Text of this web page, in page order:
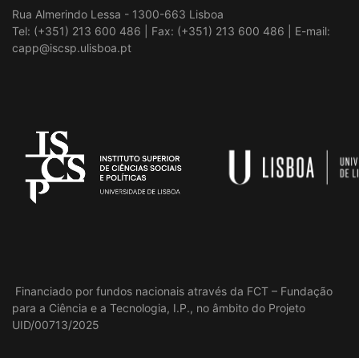
Rua Almerindo Lessa - 1300-663 Lisboa
Tel: (+351) 213 600 486 | Fax: (+351) 213 600 486 | E-mail:
capp@iscsp.ulisboa.pt
Financiado por fundos nacionais através da FCT – Fundação
para a Ciência e a Tecnologia, I.P., no âmbito do Projeto
UID/00713/2025